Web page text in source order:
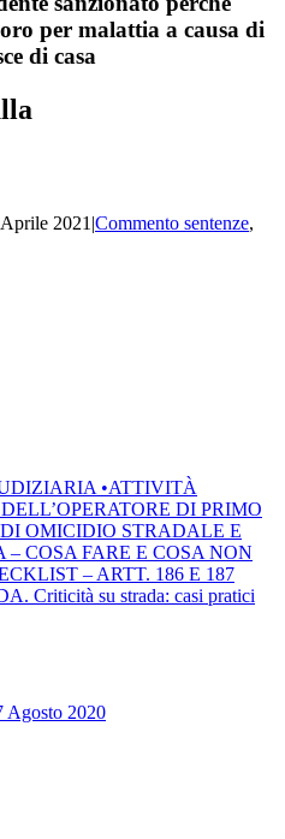
per malattia a causa di
di casa
2021 |Commento sentenze,
•ATTIVITÀ
DI PRIMO
OMICIDIO STRADALE E
COSA FARE E COSA NON
– ARTT. 186 E 187
Criticità su strada: casi pratici
Agosto 2020